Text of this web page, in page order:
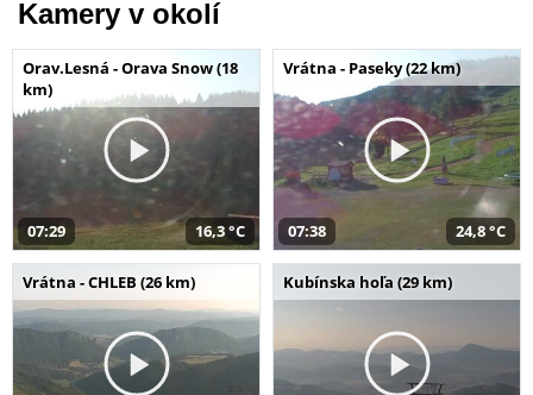
Kamery v okolí
Orav.Lesná - Orava Snow (18
km)
07:29 16,3 °C
Vrátna - Paseky (22 km)
07:38 24,8 °C
Vrátna - CHLEB (26 km) Kubínska hoľa (29 km)